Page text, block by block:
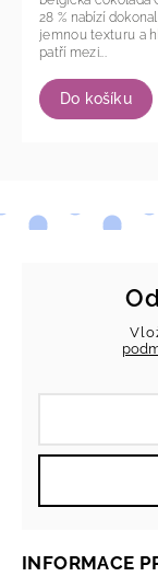
Do košíku
28 % nabízí
jemnou texturu a
patří mezi...
INFORMACE